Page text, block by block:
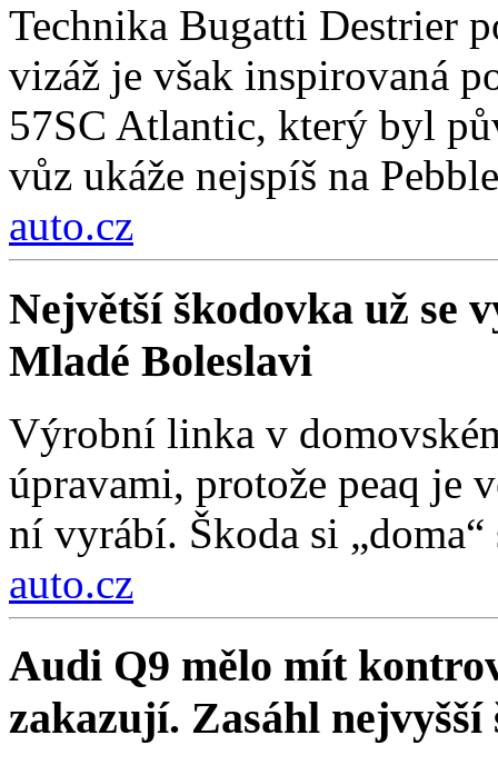
Technika Bugatti Destrier
vizáž je však inspirovaná
57SC Atlantic, který byl
vůz ukáže nejspíš na
auto.cz
Největší škodovka už se
Mladé Boleslavi
Výrobní linka v
úpravami, protože peaq je
ní vyrábí. Škoda si
auto.cz
Audi Q9 mělo mít
zakazují. Zasáhl nejvyšší